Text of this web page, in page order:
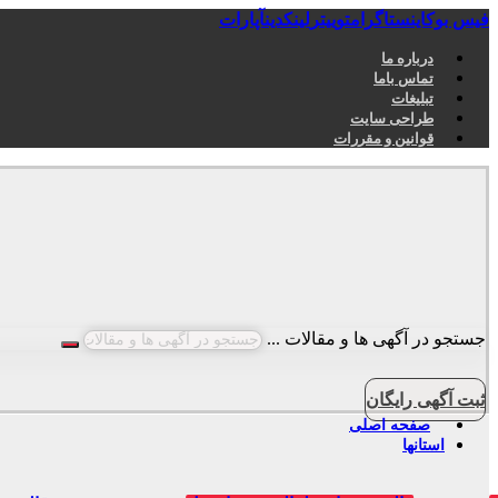
فیس بوکاینستاگرامتوییتر لینکدینآپارات
درباره ما
تماس باما
تبلیغات
طراحی سایت
قوانین و مقررات
جستجو در آگهی ها و مقالات ...
ثبت آگهی رایگان
صفحه اصلی
استانها